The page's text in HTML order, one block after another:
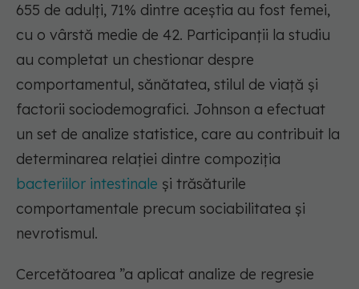
655 de adulți, 71% dintre aceștia au fost femei,
cu o vârstă medie de 42. Participanții la studiu
au completat un chestionar despre
comportamentul, sănătatea, stilul de viață și
factorii sociodemografici. Johnson a efectuat
un set de analize statistice, care au contribuit la
determinarea relației dintre compoziția
bacteriilor intestinale și trăsăturile
comportamentale precum sociabilitatea și
nevrotismul.
Cercetătoarea ”a aplicat analize de regresie